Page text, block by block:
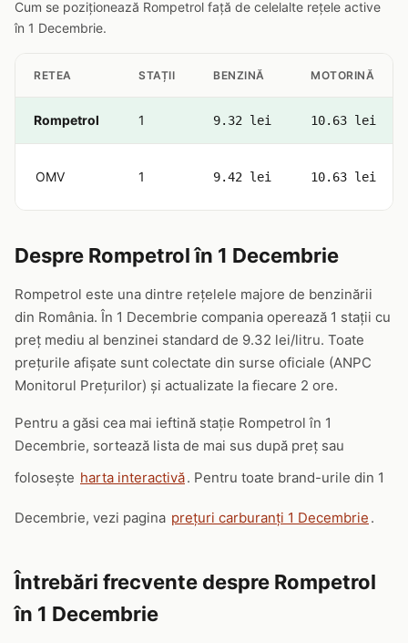
Cum se poziționează Rompetrol față de celelalte rețele active
în 1 Decembrie.
RETEA STAȚII BENZINĂ MOTORINĂ
Rompetrol 1 9.32 lei 10.63 lei
OMV 1 9.42 lei 10.63 lei
Despre Rompetrol în 1 Decembrie
Rompetrol este una dintre rețelele majore de benzinării
din România. În 1 Decembrie compania operează 1 stații cu
preț mediu al benzinei standard de 9.32 lei/litru. Toate
prețurile afișate sunt colectate din surse oficiale (ANPC
Monitorul Prețurilor) și actualizate la fiecare 2 ore.
Pentru a găsi cea mai ieftină stație Rompetrol în 1
Decembrie, sortează lista de mai sus după preț sau
folosește harta interactivă. Pentru toate brand-urile din 1
Decembrie, vezi pagina prețuri carburanți 1 Decembrie .
Întrebări frecvente despre Rompetrol
în 1 Decembrie